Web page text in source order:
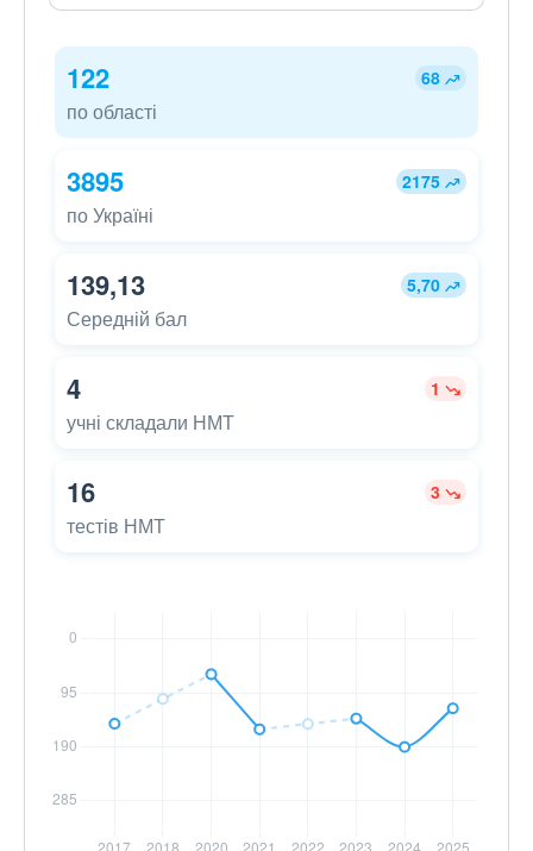
122 68
по області
3895 2175
по Україні
139,13 5,70
Середній бал
4 1
учні складали НМТ
16 3
тестів НМТ